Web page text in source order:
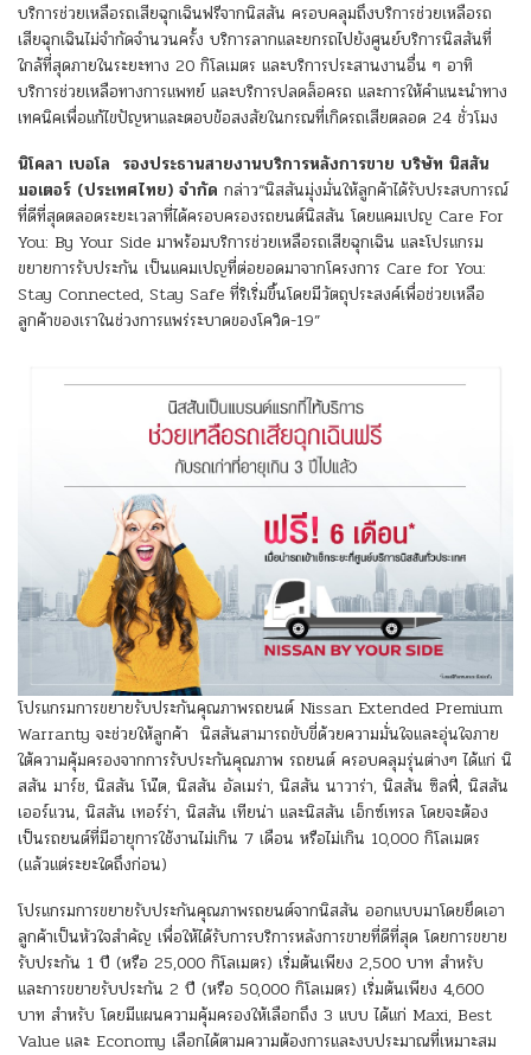
บริการช่วยเหลือรถเสียฉุกเฉินฟรีจากนิสสัน ครอบคลุมถึงบริการช่วยเหลือรถ
เสียฉุกเฉินไม่จำกัดจำนวนครั้ง บริการลากและยกรถไปยังศูนย์บริการนิสสันที่
ใกล้ที่สุดภายในระยะทาง 20 กิโลเมตร และบริการประสานงานอื่น ๆ อาทิ
บริการช่วยเหลือทางการแพทย์ และบริการปลดล็อครถ และการให้คำแนะนำทาง
เทคนิคเพื่อแก้ไขปัญหาและตอบข้อสงสัยในกรณที่เกิดรถเสียตลอด 24 ชั่วโมง
นิโคลา เบอโล รองประธานสายงานบริการหลังการขาย บริษัท นิสสัน
มอเตอร์ (ประเทศไทย) จำกัด กล่าว“นิสสันมุ่งมั่นให้ลูกค้าได้รับประสบการณ์
ที่ดีที่สุดตลอดระยะเวลาที่ได้ครอบครองรถยนต์นิสสัน โดยแคมเปญ Care For
You: By Your Side มาพร้อมบริการช่วยเหลือรถเสียฉุกเฉิน และโปรแกรม
ขยายการรับประกัน เป็นแคมเปญที่ต่อยอดมาจากโครงการ Care for You:
Stay Connected, Stay Safe ที่ริเริ่มขึ้นโดยมีวัตถุประสงค์เพื่อช่วยเหลือ
ลูกค้าของเราในช่วงการแพร่ระบาดของโควิด-19”
โปรแกรมการขยายรับประกันคุณภาพรถยนต์ Nissan Extended Premium
Warranty จะช่วยให้ลูกค้า นิสสันสามารถขับขี่ด้วยความมั่นใจและอุ่นใจภาย
ใต้ความคุ้มครองจากการรับประกันคุณภาพ รถยนต์ ครอบคลุมรุ่นต่างๆ ได้แก่ นิ
สสัน มาร์ช, นิสสัน โน๊ต, นิสสัน อัลเมร่า, นิสสัน นาวาร่า, นิสสัน ซิลฟี่, นิสสัน
เออร์แวน, นิสสัน เทอร์ร่า, นิสสัน เทียน่า และนิสสัน เอ็กซ์เทรล โดยจะต้อง
เป็นรถยนต์ที่มีอายุการใช้งานไม่เกิน 7 เดือน หรือไม่เกิน 10,000 กิโลเมตร
(แล้วแต่ระยะใดถึงก่อน)
โปรแกรมการขยายรับประกันคุณภาพรถยนต์จากนิสสัน ออกแบบมาโดยยึดเอา
ลูกค้าเป็นหัวใจสำคัญ เพื่อให้ได้รับการบริการหลังการขายที่ดีที่สุด โดยการขยาย
รับประกัน 1 ปี (หรือ 25,000 กิโลเมตร) เริ่มต้นเพียง 2,500 บาท สำหรับ
และการขยายรับประกัน 2 ปี (หรือ 50,000 กิโลเมตร) เริ่มต้นเพียง 4,600
บาท สำหรับ โดยมีแผนความคุ้มครองให้เลือกถึง 3 แบบ ได้แก่ Maxi, Best
Value และ Economy เลือกได้ตามความต้องการและงบประมาณที่เหมาะสม